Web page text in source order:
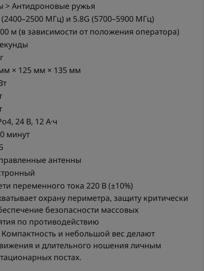
> Антидроновые ружья
(2400–2500 МГц) и 5.8G (5700–5900 МГц)
м (в зависимости от положения оператора)
× 125 мм × 135 мм
24 В, 12 А·ч
минут
антенны
переменного тока 220 В (±10%)
охрану периметра, защиту критически
безопасности массовых
по противодействию
и небольшой вес делают
и длительного ношения личным
постах.